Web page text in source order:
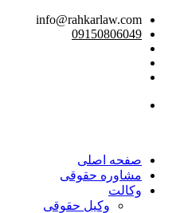
info@rahkarlaw.com
09150806049
صفحه اصلی
مشاوره حقوقی
وکالت
وکیل حقوقی